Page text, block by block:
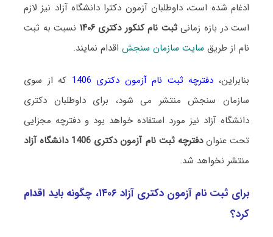
ادغام شده است، داوطلبان آزمون دکترا دانشگاه آزاد نیز لازم
است در بازه زمانیثبت نام کنکور دکتری ۱۴۰۶
نسبت به ثبت
نام از طریق سایت سازمان سنجشاقدام نمایند.
بنابراین، دفترچه ثبت نام آزمون دکتری 1406
که از سوی
سازمان سنجش منتشر می شود، برای داوطلبان دکتری
دانشگاه آزاد نیز مورد استفاده خواهد بود و دفترچه مجزایی
تحت عنواندفترچه ثبت نام آزمون دکتری 1406 دانشگاه آزاد
منتشر نخواهد شد.
برای ثبت نام آزمون دکتری آزاد ۱۴۰۶، چگونه باید اقدام
کرد؟